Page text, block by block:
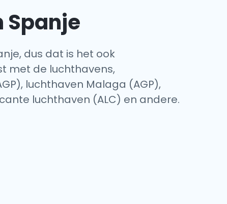
Spanje
dus dat is het ook
met de luchthavens,
luchthaven Malaga (AGP),
luchthaven (ALC) en andere.